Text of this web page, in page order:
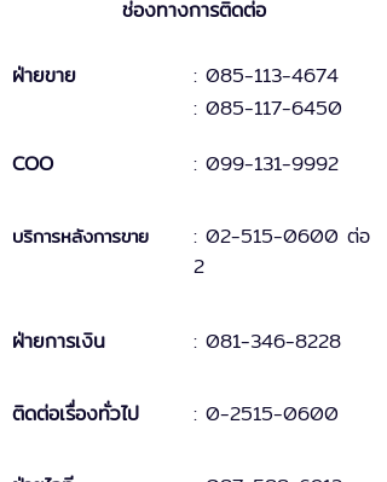
ช่องทางการติดต่อ
ฝ่ายขาย
: 085-113-4674
: 085-117-6450
COO
: 099-131-9992
บริการหลังการขาย : 02-515-0600 ต่อ
2
ฝ่ายการเงิน : 081-346-8228
ติดต่อเรื่องทั่วไป : 0-2515-0600